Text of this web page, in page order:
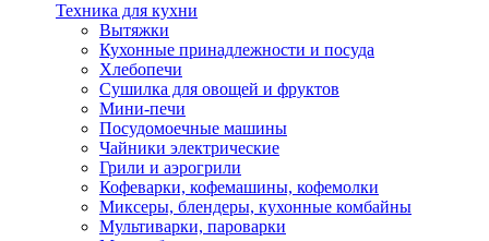
Техника для кухни
Вытяжки
Кухонные принадлежности и посуда
Хлебопечи
Сушилка для овощей и фруктов
Мини-печи
Посудомоечные машины
Чайники электрические
Грили и аэрогрили
Кофеварки, кофемашины, кофемолки
Миксеры, блендеры, кухонные комбайны
Мультиварки, пароварки